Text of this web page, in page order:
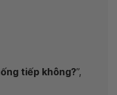
tiếp không?”,